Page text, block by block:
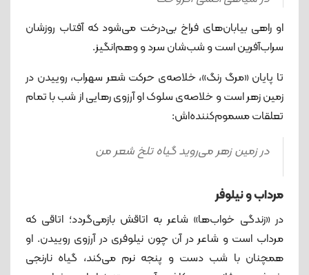
او راهی بیابان‌های فراخ بی‌درخت می‌شود که آفتاب روزشان
سراب‌آفرین است و شب‌شان سرد و وهم‌انگیز.
تا پایان «مرگ رنگ»، خلاصه‌ی حرکت شعر سهراب، روییدن در
زمین زهر است و خلاصه‌ی سلوک او آرزوی رهایی از شب با تمام
تعلقات مسموم‌کننده‌اش:
در زمین زهر می‌روید گیاه تلخ شعر من
مرداب و نیلوفر
در «زندگی خواب‌ها» شاعر به اتاقش باز‌می‌گردد؛ اتاقی که
مرداب است و شاعر در آن چون نیلوفری در آرزوی روییدن. او
همچنان با شب دست و پنجه نرم می‌کند، گیاه نارنجی